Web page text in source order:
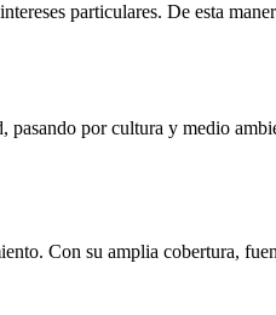
particulares. De esta
pasando por cultura y medio
Con su amplia cobertura,